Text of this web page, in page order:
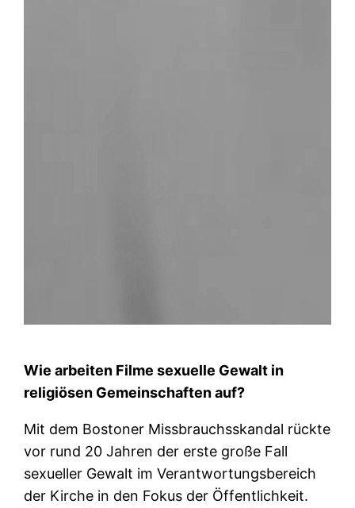
Wie arbeiten Filme sexuelle Gewalt in
religiösen Gemeinschaften auf?
Mit dem Bostoner Missbrauchsskandal rückte
vor rund 20 Jahren der erste große Fall
sexueller Gewalt im Verantwortungsbereich
der Kirche in den Fokus der Öffentlichkeit.